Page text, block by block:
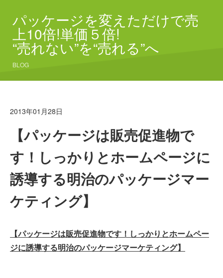
パッケージを変えただけで売
上10倍!単価５倍!
“売れない”を“売れる”へ
BLOG
2013年01月28日
【パッケージは販売促進物で
す！しっかりとホームページに
誘導する明治のパッケージマー
ケティング】
【パッケージは販売促進物です！しっかりとホームペー
ジに誘導する明治のパッケージマーケティング】